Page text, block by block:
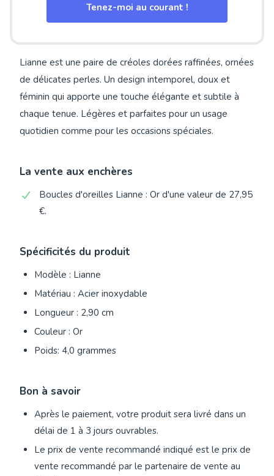
Tenez-moi au courant !
Lianne est une paire de créoles dorées raffinées, ornées
de délicates perles. Un design intemporel, doux et
féminin qui apporte une touche élégante et subtile à
chaque tenue. Légères et parfaites pour un usage
quotidien comme pour les occasions spéciales.
La vente aux enchères
Boucles d'oreilles Lianne : Or d'une valeur de 27,95
€.
Spécificités du produit
Modèle : Lianne
Matériau : Acier inoxydable
Longueur : 2,90 cm
Couleur : Or
Poids: 4,0 grammes
Bon à savoir
Après le paiement, votre produit sera livré dans un
délai de 1 à 3 jours ouvrables.
Le prix de vente recommandé indiqué est le prix de
vente recommandé par le partenaire de vente au